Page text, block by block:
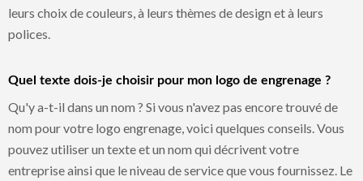
leurs choix de couleurs, à leurs thèmes de design et à leurs
polices.
Quel texte dois-je choisir pour mon logo de engrenage ?
Qu'y a-t-il dans un nom ? Si vous n'avez pas encore trouvé de
nom pour votre logo engrenage, voici quelques conseils. Vous
pouvez utiliser un texte et un nom qui décrivent votre
entreprise ainsi que le niveau de service que vous fournissez. Le